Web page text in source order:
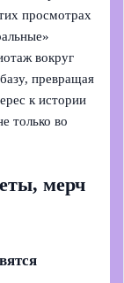
просмотрах
вокруг
превращая
к истории
только во
мерч